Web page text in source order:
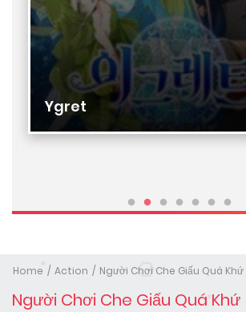
Ygret
Home Action Người Chơi Che Giấu Quá Khứ
Người Chơi Che Giấu Quá Khứ